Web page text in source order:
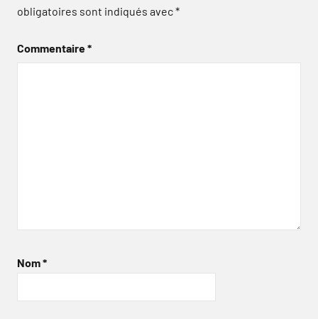
obligatoires sont indiqués avec*
Commentaire*
Nom*